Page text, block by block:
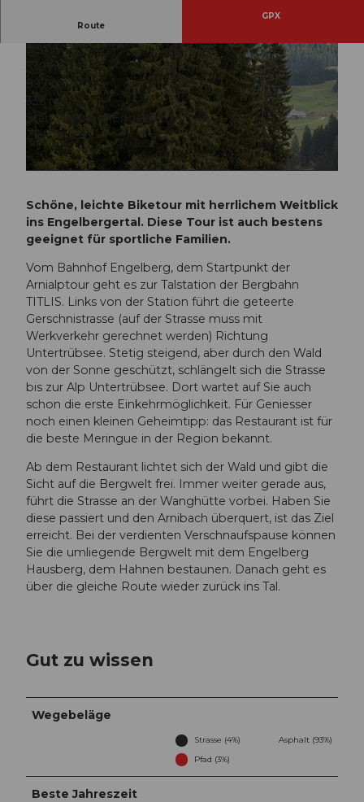
© Oskar Enander Photography, Engelberg-Titlis Tourismus AG
Route
GPX
0:57 h
6,49 km
339 m
5 m
997 m
1.333 m
336 m
Start: Bahnhof Engelberg
Ziel: Arnialp
Schöne, leichte Biketour mit herrlichem Weitblick
ins Engelbergertal. Diese Tour ist auch bestens
geeignet für sportliche Familien.
Vom Bahnhof Engelberg, dem Startpunkt der
Arnialptour geht es zur Talstation der Bergbahn
TITLIS. Links von der Station führt die geteerte
Gerschnistrasse (auf der Strasse muss mit
Werkverkehr gerechnet werden) Richtung
Untertrübsee. Stetig steigend, aber durch den Wald
von der Sonne geschützt, schlängelt sich die Strasse
bis zur Alp Untertrübsee. Dort wartet auf Sie auch
schon die erste Einkehrmöglichkeit. Für Geniesser
noch einen kleinen Geheimtipp: das Restaurant ist für
die beste Meringue in der Region bekannt.
Ab dem Restaurant lichtet sich der Wald und gibt die
Sicht auf die Bergwelt frei. Immer weiter gerade aus,
führt die Strasse an der Wanghütte vorbei. Haben Sie
diese passiert und den Arnibach überquert, ist das Ziel
erreicht. Bei der verdienten Verschnaufspause können
Sie die umliegende Bergwelt mit dem Engelberg
Hausberg, dem Hahnen bestaunen. Danach geht es
über die gleiche Route wieder zurück ins Tal.
Gut zu wissen
Wegebeläge
Strasse (4%)
Asphalt (93%)
Pfad (3%)
Beste Jahreszeit